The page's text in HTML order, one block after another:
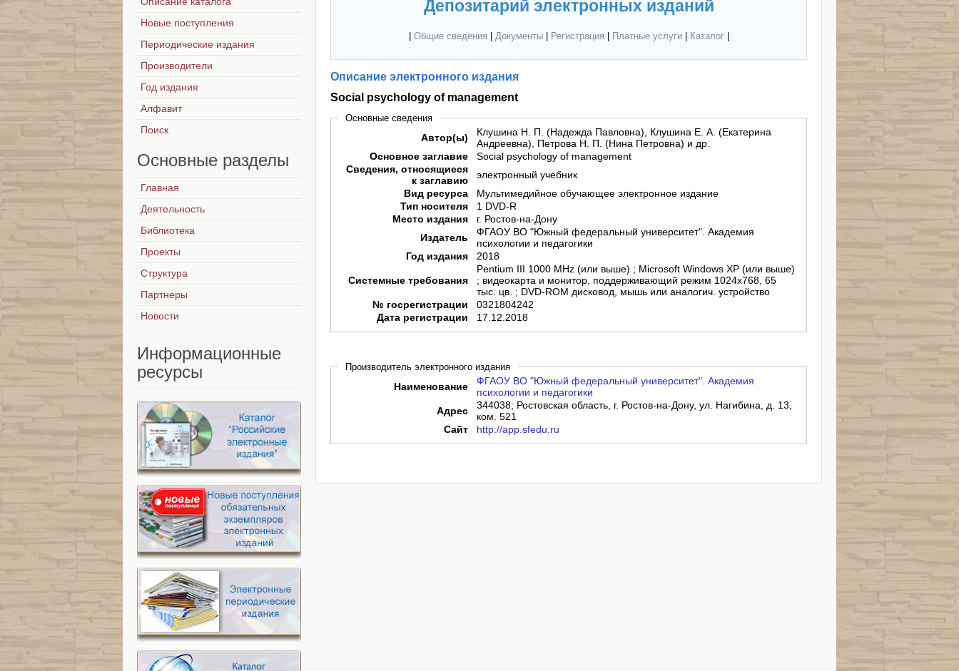
Депозитарий электронных изданий
Общие сведения Документы| Регистрация Платные услуги| Каталог|
Описание электронного издания
Social psychology of management
Основные сведения
Автор(ы)
Клушина Н. П. (Надежда Павловна), Клушина Е. А. (Екатерина
Андреевна), Петрова Н. П. (Нина Петровна) и др.
Основное заглавие
Social psychology of management
Сведения, относящиеся
к заглавию
электронный учебник
Вид ресурса
Мультимедийное обучающее электронное издание
Тип носителя
1 DVD-R
Место издания
г. Ростов-на-Дону
Издатель
ФГАОУ ВО "Южный федеральный университет". Академия
психологии и педагогики
Год издания
2018
Системные требования
Pentium III 1000 MHz (или выше) ; Microsoft Windows XP (или выше)
; видеокарта и монитор, поддерживающий режим 1024х768, 65
тыс. цв. ; DVD-ROM дисковод, мышь или аналогич. устройство
№ госрегистрации
0321804242
Дата регистрации
17.12.2018
Производитель электронного издания
Наименование
ФГАОУ ВО "Южный федеральный университет". Академия
психологии и педагогики
Адрес
344038; Ростовская область, г. Ростов-на-Дону, ул. Нагибина, д. 13,
ком. 521
Сайт
http://app.sfedu.ru
Новые поступления
Периодические издания
Производители
Год издания
Алфавит
Поиск
Основные разделы
Главная
Деятельность
Библиотека
Проекты
Структура
Партнеры
Новости
Информационные
ресурсы